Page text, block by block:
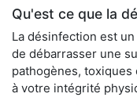
Qu'est ce que la
La désinfection est
de débarrasser une
pathogènes,
à votre intégrité